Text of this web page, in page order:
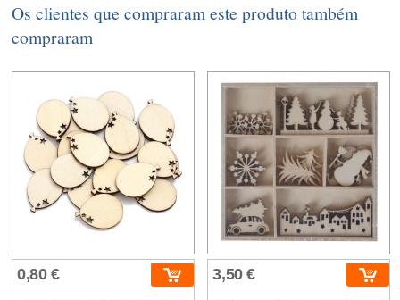
Os clientes que compraram este produto também
compraram
0,80 € 3,50 €